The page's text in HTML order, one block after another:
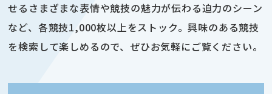
せるさまざまな表情や競技の魅力が伝わる迫力のシーン
など、各競技1,000枚以上をストック。興味のある競技
を検索して楽しめるので、ぜひお気軽にご覧ください。